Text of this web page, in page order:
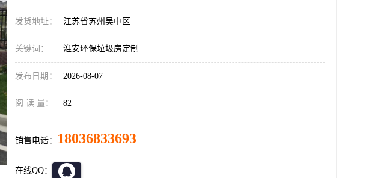
发货地址： 江苏省苏州吴中区
关键词： 淮安环保垃圾房定制
发布日期： 2026-08-07
阅 读 量： 82
销售电话： 18036833693
在线QQ：